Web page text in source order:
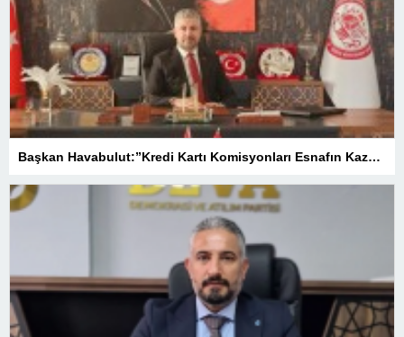
Başkan Havabulut:”Kredi Kartı Komisyonları Esnafın Kazancını Eritiyor”